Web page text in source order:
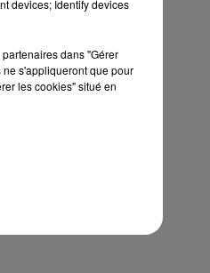
devices; Identify devices
dans "Gérer
ne s'appliqueront que pour
les cookies" situé en